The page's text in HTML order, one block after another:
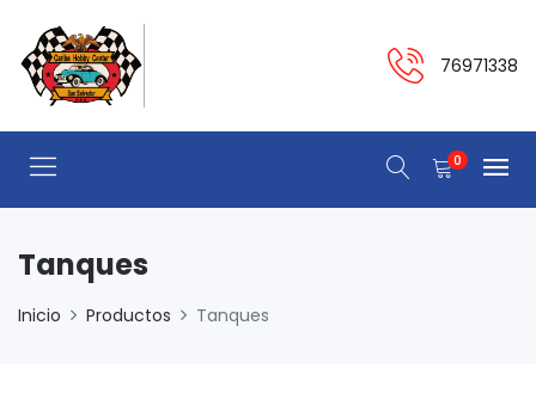
76971338
0
Tanques
Inicio Productos Tanques